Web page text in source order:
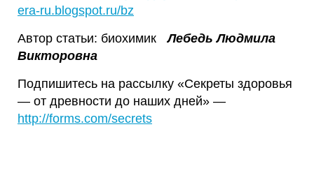
era-ru.blogspot.ru/bz
Автор статьи: биохимикЛебедь Людмила
Викторовна
Подпишитесь на рассылку «Секреты здоровья
— от древности до наших дней» —
http://forms.com/secrets